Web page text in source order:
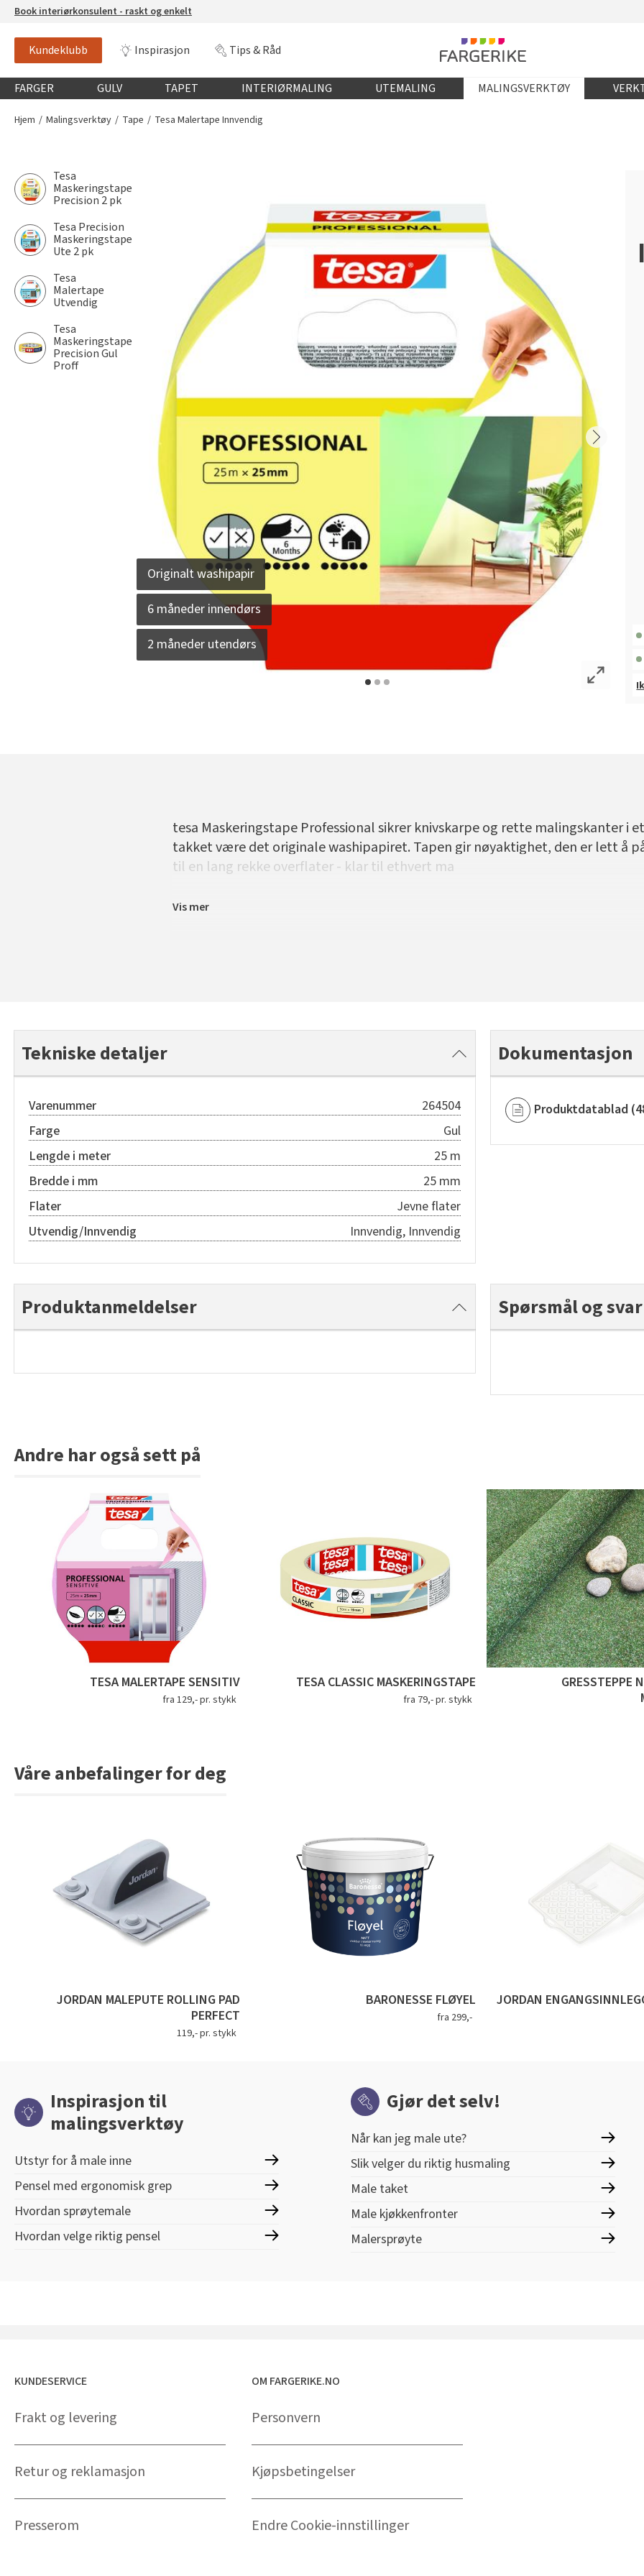
Book interiørkonsulent - raskt og enkelt
Kundeklubb Inspirasjon Tips & Råd
Globalnavigasjon mobil
FARGER GULV TAPET INTERIØRMALING UTEMALING MALINGSVERKTØY
Hjem Malingsverktøy Tape Tesa Malertape Innvendig
Tesa
Maskeringstape
Precision 2 pk
Tesa Precision
Maskeringstape
Ute 2 pk
Tesa
Malertape
Utvendig
Tesa
Maskeringstape
Precision Gul
Proff
Originalt washipapir
6 måneder innendørs
2 måneder utendørs
tesa Maskeringstape Professional sikrer knivskarpe og rette malingskanter i
takket være det originale washipapiret. Tapen gir nøyaktighet, den er lett å
til en lang rekke overflater - klar til ethvert ma
Vis mer
Tekniske detaljer
Varenummer
264504
Farge
Gul
Lengde i meter
25 m
Bredde i mm
25 mm
Flater
Jevne flater
Utvendig/Innvendig
Innvendig, Innvendig
Dokumentasjon
Produktdatablad (
Produktanmeldelser Spørsmål og svar
Andre har også sett på
TESA MALERTAPE SENSITIV
fra 129,- pr. stykk
TESA CLASSIC MASKERINGSTAPE
fra 79,- pr. stykk
GRESSTEPPE
Våre anbefalinger for deg
JORDAN MALEPUTE ROLLING PAD
PERFECT
119,- pr. stykk
BARONESSE FLØYEL
fra 299,-
JORDAN
Inspirasjon til
malingsverktøy
Utstyr for å male inne
Pensel med ergonomisk grep
Hvordan sprøytemale
Hvordan velge riktig pensel
Gjør det selv!
Når kan jeg male ute?
Slik velger du riktig husmaling
Male taket
Male kjøkkenfronter
Malersprøyte
KUNDESERVICE
Frakt og levering
Retur og reklamasjon
Presserom
OM FARGERIKE.NO
Personvern
Kjøpsbetingelser
Endre Cookie-innstillinger